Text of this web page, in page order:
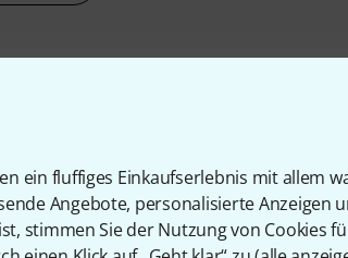
ein fluffiges Einkaufserlebnis mit allem
Angebote, personalisierte Anzeigen
stimmen Sie der Nutzung von Cookies
Artikel